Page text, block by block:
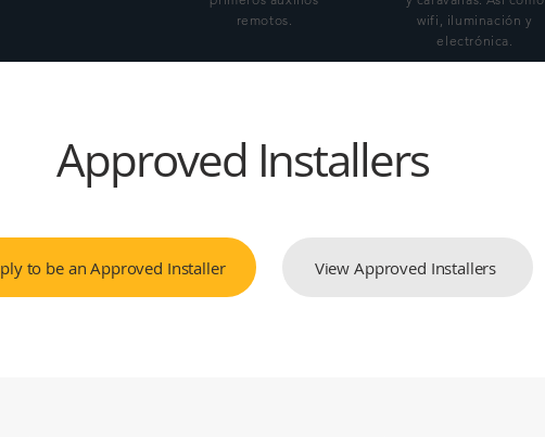
remotos.
wifi, iluminación y
electrónica.
Approved Installers
to be an Approved Installer View Approved Installers